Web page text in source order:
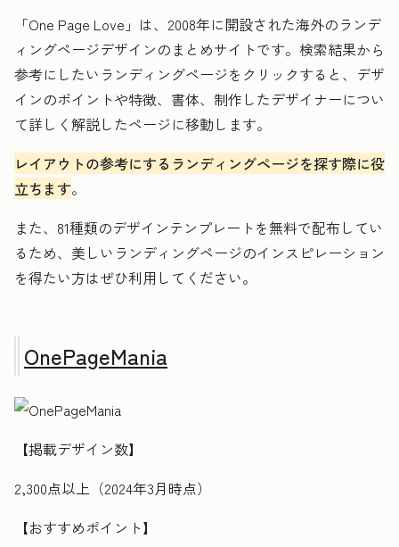
「One Page Love」は、2008年に開設された海外のランデ
ィングページデザインのまとめサイトです。検索結果から
参考にしたいランディングページをクリックすると、デザ
インのポイントや特徴、書体、制作したデザイナーについ
て詳しく解説したページに移動します。
レイアウトの参考にするランディングページを探す際に役
立ちます。
また、81種類のデザインテンプレートを無料で配布してい
るため、美しいランディングページのインスピレーション
を得たい方はぜひ利用してください。
OnePageMania
【掲載デザイン数】
2,300点以上（2024年3月時点）
【おすすめポイント】